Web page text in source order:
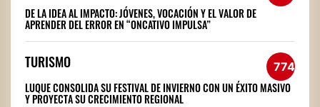
DE LA IDEA AL IMPACTO: JÓVENES, VOCACIÓN Y EL VALOR DE
APRENDER DEL ERROR EN “ONCATIVO IMPULSA”
TURISMO 774
LUQUE CONSOLIDA SU FESTIVAL DE INVIERNO CON UN ÉXITO MASIVO
Y PROYECTA SU CRECIMIENTO REGIONAL